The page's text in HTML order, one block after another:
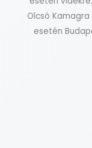
Olcsó
esetén